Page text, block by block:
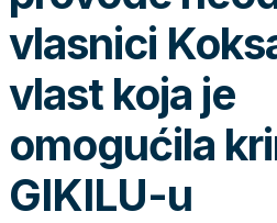
vlasnici
vlast koja je
omogućila
GIKILU-u